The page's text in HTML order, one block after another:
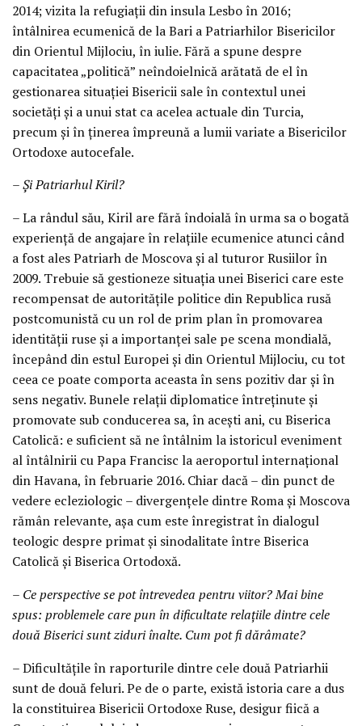
2014; vizita la refugiații din insula Lesbo în 2016;
întâlnirea ecumenică de la Bari a Patriarhilor Bisericilor
din Orientul Mijlociu, în iulie. Fără a spune despre
capacitatea „politică” neîndoielnică arătată de el în
gestionarea situației Bisericii sale în contextul unei
societăți și a unui stat ca acelea actuale din Turcia,
precum și în ținerea împreună a lumii variate a Bisericilor
Ortodoxe autocefale.
– Și Patriarhul Kiril?
– La rândul său, Kiril are fără îndoială în urma sa o bogată
experiență de angajare în relațiile ecumenice atunci când
a fost ales Patriarh de Moscova și al tuturor Rusiilor în
2009. Trebuie să gestioneze situația unei Biserici care este
recompensat de autoritățile politice din Republica rusă
postcomunistă cu un rol de prim plan în promovarea
identității ruse și a importanței sale pe scena mondială,
începând din estul Europei și din Orientul Mijlociu, cu tot
ceea ce poate comporta aceasta în sens pozitiv dar și în
sens negativ. Bunele relații diplomatice întreținute și
promovate sub conducerea sa, în acești ani, cu Biserica
Catolică: e suficient să ne întâlnim la istoricul eveniment
al întâlnirii cu Papa Francisc la aeroportul internațional
din Havana, în februarie 2016. Chiar dacă – din punct de
vedere ecleziologic – divergențele dintre Roma și Moscova
rămân relevante, așa cum este înregistrat în dialogul
teologic despre primat și sinodalitate între Biserica
Catolică și Biserica Ortodoxă.
– Ce perspective se pot întrevedea pentru viitor? Mai bine
spus: problemele care pun în dificultate relațiile dintre cele
două Biserici sunt ziduri înalte. Cum pot fi dărâmate?
– Dificultățile în raporturile dintre cele două Patriarhii
sunt de două feluri. Pe de o parte, există istoria care a dus
la constituirea Bisericii Ortodoxe Ruse, desigur fiică a